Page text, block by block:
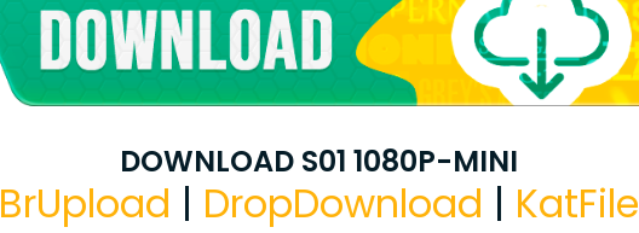
DOWNLOAD S01 1080P-MINI
BrUpload | DropDownload | KatFile